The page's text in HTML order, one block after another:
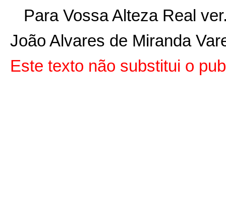
Para Vossa Alteza Real
João Alvares de Miranda
Este texto não substitui o